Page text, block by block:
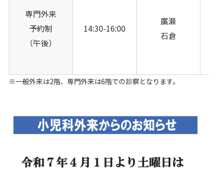
専門外来
予約制
（午後）
14:30-16:00
廣瀬
石倉
※一般外来は2階、専門外来は6階での診察となります。